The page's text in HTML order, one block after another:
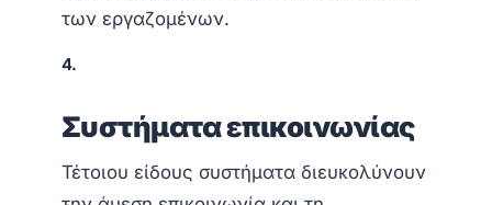
των εργαζομένων.
4.
Συστήματα επικοινωνίας
Τέτοιου είδους συστήματα διευκολύνουν